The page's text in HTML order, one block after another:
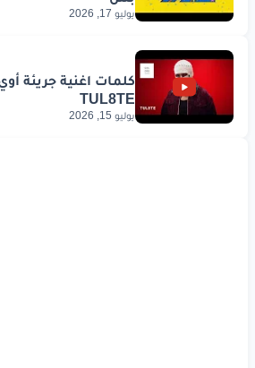
يوليو 17, 2026
يوليو 15, 2026